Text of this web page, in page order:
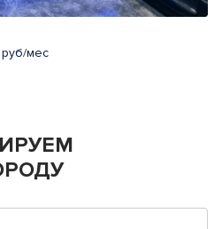
мес